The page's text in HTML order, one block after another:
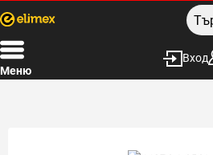
Меню
Вход